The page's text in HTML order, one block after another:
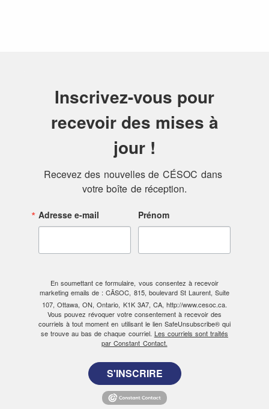
Inscrivez-vous pour
recevoir des mises à
jour !
Recevez des nouvelles de CÉSOC dans
votre boîte de réception.
Adresse e-mail Prénom
En soumettant ce formulaire, vous consentez à recevoir
marketing emails de : CÃSOC, 815, boulevard St Laurent, Suite
107, Ottawa, ON, Ontario, K1K 3A7, CA, http://www.cesoc.ca.
Vous pouvez révoquer votre consentement à recevoir des
courriels à tout moment en utilisant le lien SafeUnsubscribe® qui
se trouve au bas de chaque courriel. Les courriels sont traités
par Constant Contact.
S'INSCRIRE